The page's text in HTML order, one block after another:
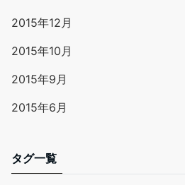
2015年12月
2015年10月
2015年9月
2015年6月
タグ一覧